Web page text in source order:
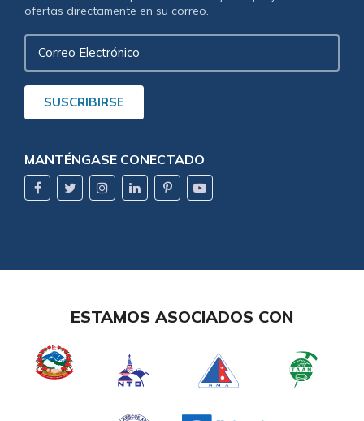
ofertas directamente en su correo.
Correo
Electrónico
SUSCRIBIRSE
MANTÉNGASE CONECTADO
ESTAMOS ASOCIADOS CON